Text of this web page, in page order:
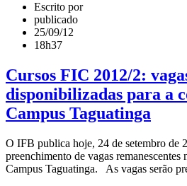
Escrito por
publicado
25/09/12
18h37
Cursos FIC 2012/2:
disponibilizadas para a
Campus Taguatinga
O IFB publica hoje, 24 de setembro de
preenchimento de vagas
Campus Taguatinga. As vagas serão